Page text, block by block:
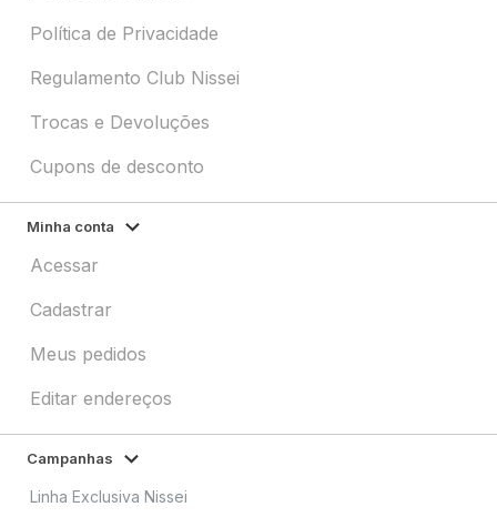
Política de Privacidade
Regulamento Club Nissei
Trocas e Devoluções
Cupons de desconto
Minha conta
Acessar
Cadastrar
Meus pedidos
Editar endereços
Campanhas
Linha Exclusiva Nissei